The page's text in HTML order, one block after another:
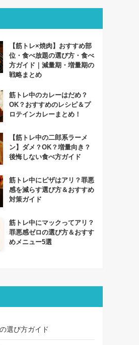
【筋トレ×焼肉】おすすめ部
位・食べ放題の選び方・食べ
方ガイド｜減量期・増量期の
戦略まとめ
筋トレ中のカレーはだめ？
OK？おすすめのレシピ＆プ
ロテインカレーまとめ！
【筋トレ中の二郎系ラーメ
ン】ダメ？OK？増量向き？
後悔しない食べ方ガイド
筋トレ中にピザはアリ？罪悪
感を減らす選び方＆おすすめ
対策ガイド
筋トレ中にマックってアリ？
罪悪感ゼロの選び方＆おすす
めメニュー5選
選び方ガイド